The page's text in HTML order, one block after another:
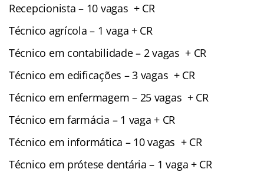
Recepcionista – 10 vagas + CR
Técnico agrícola – 1 vaga + CR
Técnico em contabilidade – 2 vagas + CR
Técnico em edificações – 3 vagas + CR
Técnico em enfermagem – 25 vagas + CR
Técnico em farmácia – 1 vaga + CR
Técnico em informática – 10 vagas + CR
Técnico em prótese dentária – 1 vaga + CR